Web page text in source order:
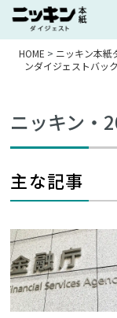
HOME > ニッキン本紙
ンダイジェストバッ
ニッキン・
主な記事